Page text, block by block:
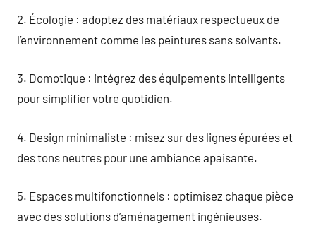
2. Écologie : adoptez des matériaux respectueux de
l’environnement comme les peintures sans solvants.
3. Domotique : intégrez des équipements intelligents
pour simplifier votre quotidien.
4. Design minimaliste : misez sur des lignes épurées et
des tons neutres pour une ambiance apaisante.
5. Espaces multifonctionnels : optimisez chaque pièce
avec des solutions d’aménagement ingénieuses.